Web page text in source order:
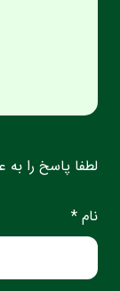
لطفا پاسخ را به
نام *